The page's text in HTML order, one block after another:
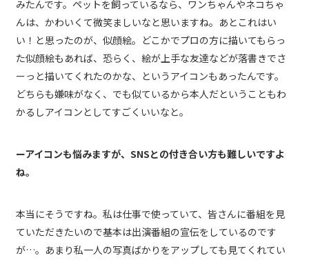
みたんです。ペットを飼っているなら、ワンちゃんやネコちゃ
んは、かわいくて微笑ましいなと思いますね。あとこれはい
い！と思ったのが、似顔絵。どこかでプロの方に描いてもらっ
た似顔絵もあれば、恐らく、絵が上手な友達などが落書きでさ
ーっと描いてくれたのかな、というアイコンもあったんです。
どちらも嫌味がなく、でも似ているから本人だということもわ
かるしアイコンとしてすごくいいなと。
ーアイコンも悩みますが、SNSとの付き合い方も難しいですよ
ね。
本当にそうですね。私は仕事で使っていて、皆さんに番組を見
ていただきたいので基本は出演番組の宣伝をしているのです
が…。あまり私一人の写真ばかりをアップしても見てくれてい